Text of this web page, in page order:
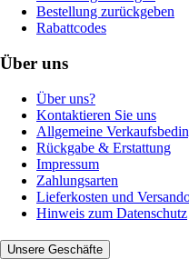
Bestellung zurückgeben
Rabattcodes
Über uns
Über uns?
Kontaktieren Sie uns
Allgemeine
Rückgabe & Erstattung
Impressum
Zahlungsarten
Lieferkosten und
Hinweis zum Datenschutz
Unsere Geschäfte